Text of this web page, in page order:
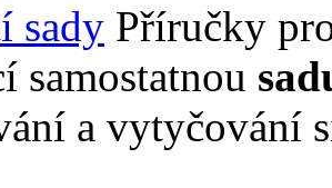
sady Příručky
samostatnou
a vytyčování